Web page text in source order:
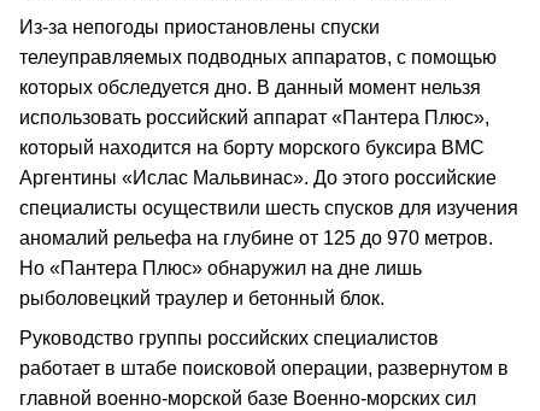
Из-за непогоды приостановлены спуски
телеуправляемых подводных аппаратов, с помощью
которых обследуется дно. В данный момент нельзя
использовать российский аппарат «Пантера Плюс»,
который находится на борту морского буксира ВМС
Аргентины «Ислас Мальвинас». До этого российские
специалисты осуществили шесть спусков для изучения
аномалий рельефа на глубине от 125 до 970 метров.
Но «Пантера Плюс» обнаружил на дне лишь
рыболовецкий траулер и бетонный блок.
Руководство группы российских специалистов
работает в штабе поисковой операции, развернутом в
главной военно-морской базе Военно-морских сил